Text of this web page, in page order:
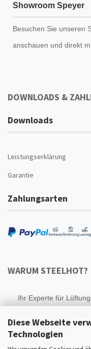
Diese Webseite
Technologien
Showroom Speyer
Besuchen Sie unseren
anschauen und direkt
DOWNLOADS &
Downloads
Leistungserklärung
Garantie
Zahlungsarten
WARUM STEELHOT?
Ihr Experte für
Produktauswahl.